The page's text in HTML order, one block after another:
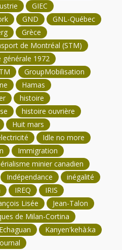
GIEC
GND
GNL-Québec
Grèce
de Montréal (STM)
générale 1972
GroupMobilisation
Hamas
histoire
histoire ouvrière
Huit mars
Idle no more
Immigration
minier canadien
Indépendance
inégalité
IREQ
IRIS
Lisée
Jean-Talon
de Milan-Cortina
Kanyen'kehà:ka